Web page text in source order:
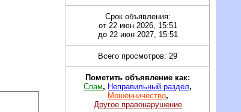
Срок объявления:
от 22 июн 2026, 15:51
до 22 июн 2027, 15:51
Всего просмотров: 29
Пометить объявление как:
Спам, Неправильный раздел,
Мошенничество,
Другое правонарушение